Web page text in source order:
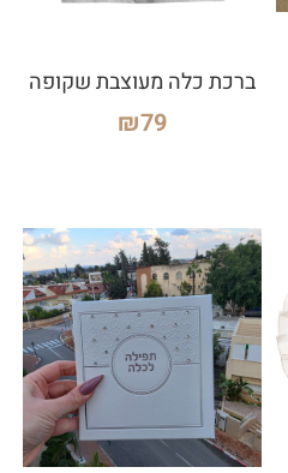
ברכת כלה מעוצבת שקופה
₪79